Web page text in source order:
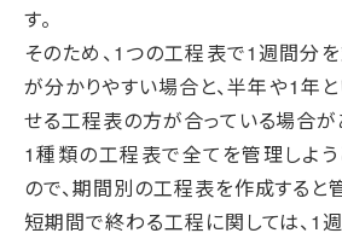
す。
そのため、1つの工程表で1週間分
が分かりやすい場合と、半年や1年
せる工程表の方が合っている場合が
1種類の工程表で全てを管理しよ
ので、期間別の工程表を作成すると
短期間で終わる工程に関しては、1